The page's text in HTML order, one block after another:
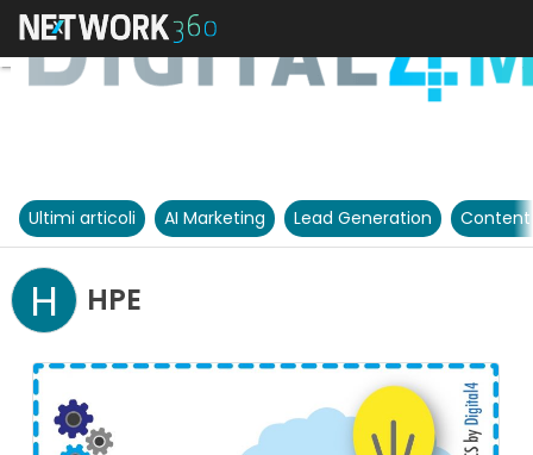
Ultimi articoli AI Marketing Lead Generation
H HPE